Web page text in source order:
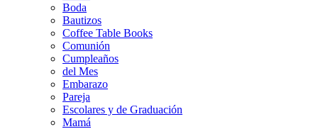
Boda
Bautizos
Coffee Table Books
Comunión
Cumpleaños
del Mes
Embarazo
Pareja
Escolares y de Graduación
Mamá